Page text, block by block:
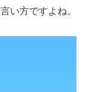
い方ですよね。